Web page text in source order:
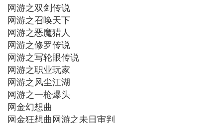
网游之双剑传说
网游之召唤天下
网游之恶魔猎人
网游之修罗传说
网游之写轮眼传说
网游之职业玩家
网游之风尘江湖
网游之一枪爆头
网金幻想曲
网金狂想曲网游之未日审判